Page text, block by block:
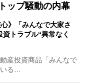
ップ騒動の内幕
》「みんなで大家さ
トラブル“異常なく
産投資商品「みんなで
る…